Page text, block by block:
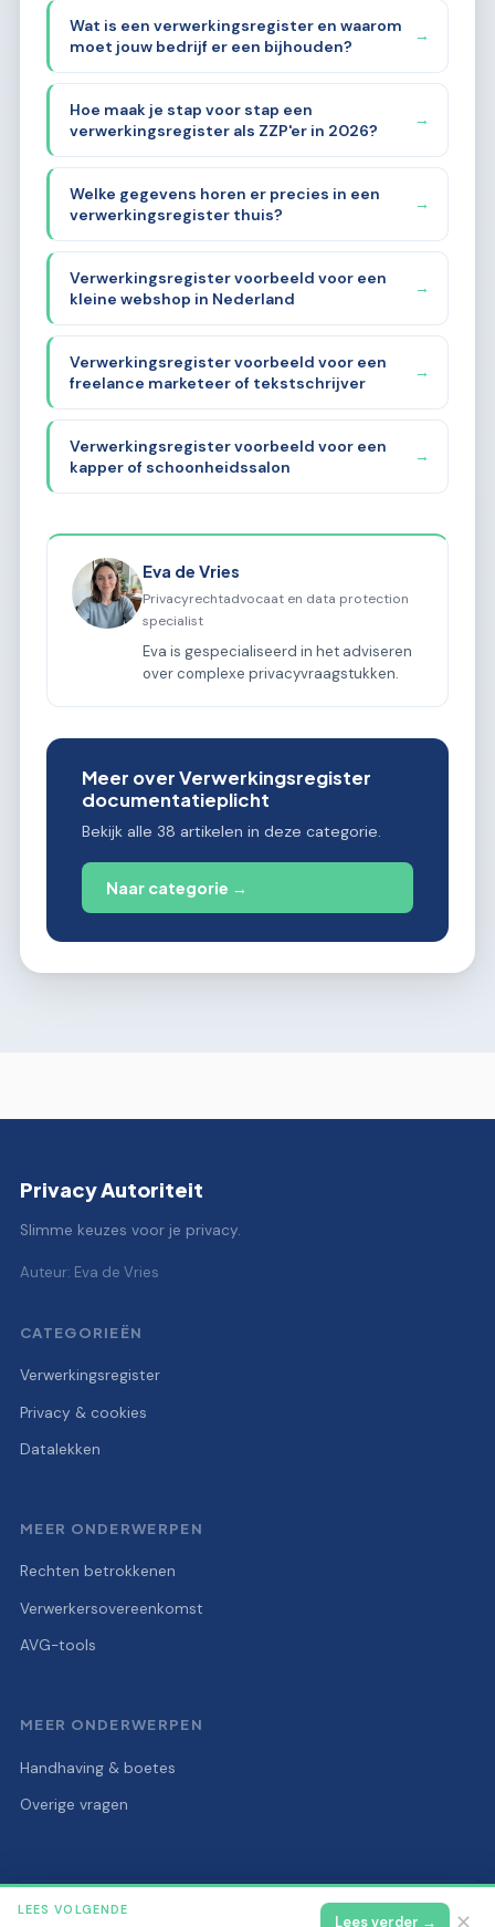
Wat is een verwerkingsregister en waarom
moet jouw bedrijf er een bijhouden?
→
Hoe maak je stap voor stap een
verwerkingsregister als ZZP'er in 2026?
→
Welke gegevens horen er precies in een
verwerkingsregister thuis?
→
Verwerkingsregister voorbeeld voor een
kleine webshop in Nederland
→
Verwerkingsregister voorbeeld voor een
freelance marketeer of tekstschrijver
→
Verwerkingsregister voorbeeld voor een
kapper of schoonheidssalon
→
Eva de Vries
Privacyrechtadvocaat en data protection
specialist
Eva is gespecialiseerd in het adviseren
over complexe privacyvraagstukken.
Meer over Verwerkingsregister
documentatieplicht
Bekijk alle 38 artikelen in deze categorie.
Naar categorie →
Privacy Autoriteit
Slimme keuzes voor je privacy.
Auteur: Eva de Vries
CATEGORIEËN
Verwerkingsregister
Privacy & cookies
Datalekken
MEER ONDERWERPEN
Rechten betrokkenen
Verwerkersovereenkomst
AVG-tools
MEER ONDERWERPEN
Handhaving & boetes
Overige vragen
© 2026 Privacy Autoriteit Alle rechten voorbehouden.
LEES VOLGENDE
Lees verder → ✕